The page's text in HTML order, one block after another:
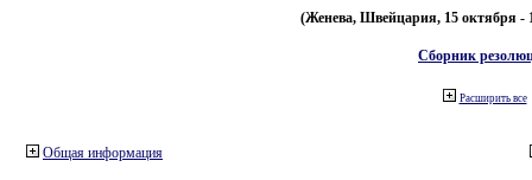
(Женева, Швейцария, 15 октября -
Сборник
Расширить все
Общая информация